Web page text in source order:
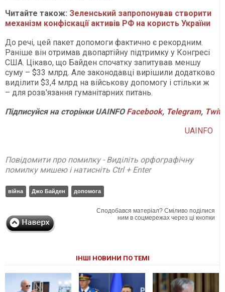
Читайте також: Зеленський запропонував створити
механізм конфіскації активів РФ на користь України
До речі, цей пакет допомоги фактично є рекордним.
Раніше він отримав двопартійну підтримку у Конгресі
США. Цікаво, що Байден спочатку запитував меншу
суму – $33 млрд. Але законодавці вирішили додатково
виділити $3,4 млрд на військову допомогу і стільки ж
– для розв'язання гуманітарних питань.
Підписуйся на сторінки UAINFO Facebook, Telegram,
UAINFO
Повідомити про помилку - Виділіть орфографічну
помилку мишею і натисніть Ctrl + Enter
війна Джо Байден допомога
Сподобався матеріал? Сміливо поділися
ним в соцмережах через ці кнопки
ІНШІ НОВИНИ ПО ТЕМІ